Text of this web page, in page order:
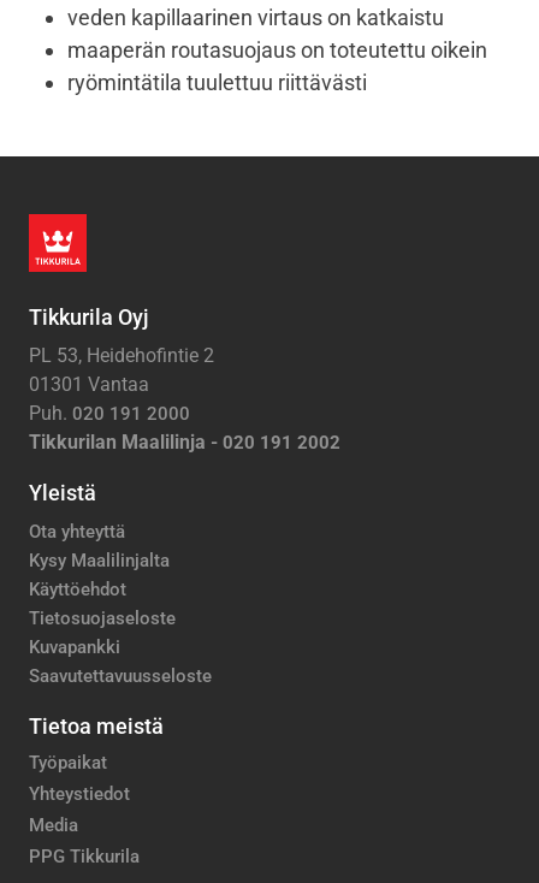
veden kapillaarinen virtaus on katkaistu
maaperän routasuojaus on toteutettu oikein
ryömintätila tuulettuu riittävästi
Tikkurila Oyj
PL 53, Heidehofintie 2
01301 Vantaa
Puh. 020 191 2000
Tikkurilan Maalilinja - 020 191 2002
Yleistä
Ota yhteyttä
Kysy Maalilinjalta
Käyttöehdot
Tietosuojaseloste
Kuvapankki
Saavutettavuusseloste
Tietoa meistä
Työpaikat
Yhteystiedot
Media
PPG Tikkurila